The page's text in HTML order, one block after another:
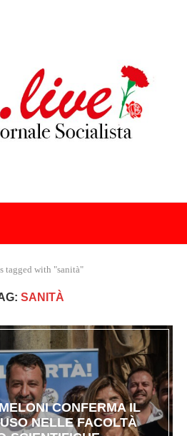
tagged with "sanità"
SANITÀ
CONFERMA IL
NELLE FACOLTÀ